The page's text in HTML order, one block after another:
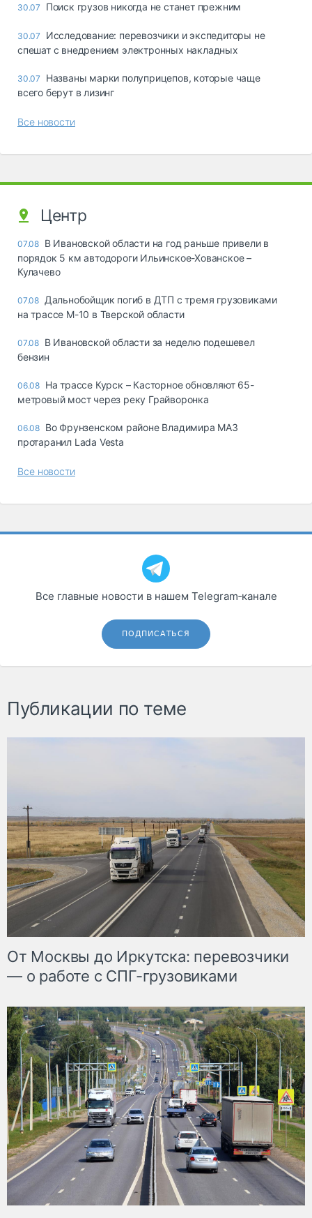
30.07 Поиск грузов никогда не станет прежним
30.07
Исследование: перевозчики и экспедиторы не
спешат с внедрением электронных накладных
30.07
Названы марки полуприцепов, которые чаще
всего берут в лизинг
Все новости
Центр
07.08 В Ивановской области на год раньше привели в
порядок 5 км автодороги Ильинское-Хованское –
Кулачево
07.08 Дальнобойщик погиб в ДТП с тремя грузовиками
на трассе М-10 в Тверской области
07.08 В Ивановской области за неделю подешевел
бензин
06.08 На трассе Курск – Касторное обновляют 65-
метровый мост через реку Грайворонка
06.08 Во Фрунзенском районе Владимира МАЗ
протаранил Lada Vesta
Все новости
Все главные новости в нашем Telegram‑канале
ПОДПИСАТЬСЯ
Публикации по теме
От Москвы до Иркутска: перевозчики
— о работе с СПГ-грузовиками